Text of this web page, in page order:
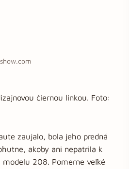
čiernou linkou. Foto:
zaujalo, bola jeho predná
akoby ani nepatrila k
208. Pomerne veľké